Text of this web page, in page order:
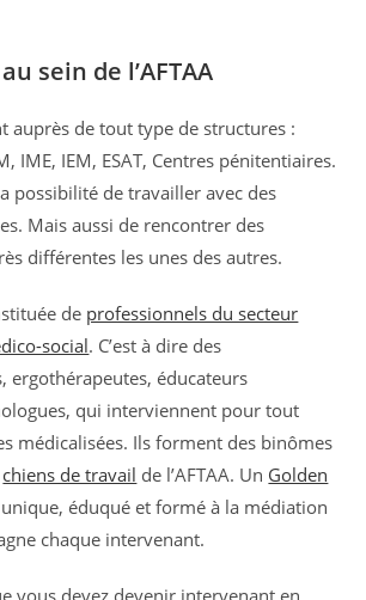
sein de l’AFTAA
auprès de tout type de structures :
IME, IEM, ESAT, Centres pénitentiaires.
possibilité de travailler avec des
Mais aussi de rencontrer des
différentes les unes des autres.
de professionnels du secteur
social. C’est à dire des
ergothérapeutes, éducateurs
qui interviennent pour tout
médicalisées. Ils forment des binômes
chiens de travail de l’AFTAA. Un Golden
éduqué et formé à la médiation
chaque intervenant.
vous devez devenir intervenant en